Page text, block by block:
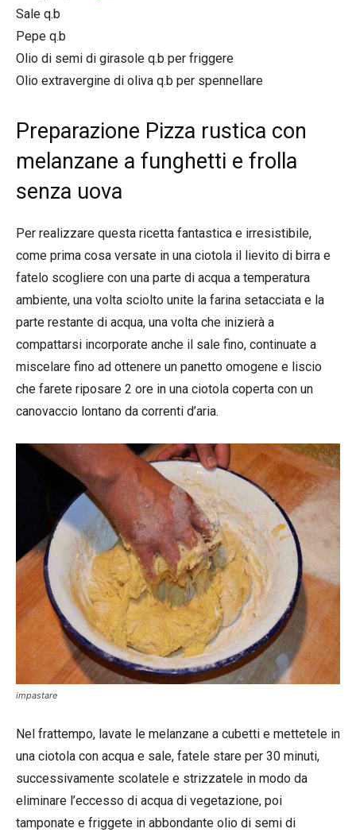
Sale q.b
Pepe q.b
Olio di semi di girasole q.b per friggere
Olio extravergine di oliva q.b per spennellare
Preparazione Pizza rustica con
melanzane a funghetti e frolla
senza uova
Per realizzare questa ricetta fantastica e irresistibile,
come prima cosa versate in una ciotola il lievito di birra e
fatelo scogliere con una parte di acqua a temperatura
ambiente, una volta sciolto unite la farina setacciata e la
parte restante di acqua, una volta che inizierà a
compattarsi incorporate anche il sale fino, continuate a
miscelare fino ad ottenere un panetto omogene e liscio
che farete riposare 2 ore in una ciotola coperta con un
canovaccio lontano da correnti d’aria.
impastare
Nel frattempo, lavate le melanzane a cubetti e mettetele in
una ciotola con acqua e sale, fatele stare per 30 minuti,
successivamente scolatele e strizzatele in modo da
eliminare l’eccesso di acqua di vegetazione, poi
tamponate e friggete in abbondante olio di semi di